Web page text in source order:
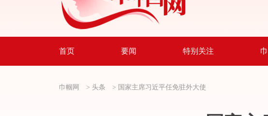
首页 要闻 特别关注
巾帼网 > 头条 > 国家主席习近平任免驻外大使